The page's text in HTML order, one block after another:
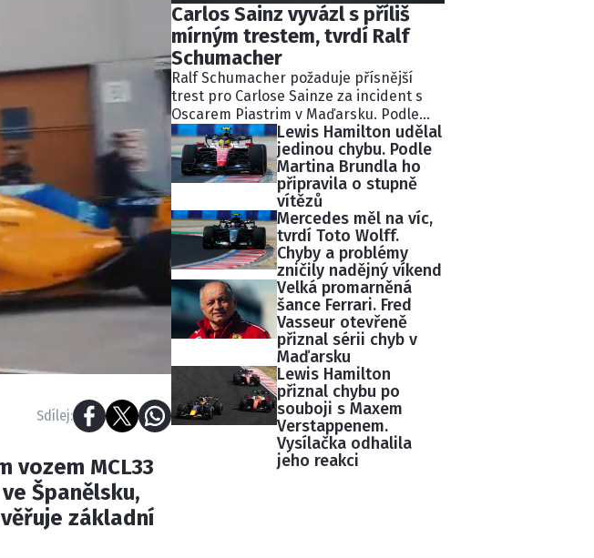
Sdílej:
vozem MCL33
Španělsku,
základní
Carlos Sainz vyvázl s příliš
mírným trestem, tvrdí Ralf
Schumacher
Ralf Schumacher požaduje přísnější
trest pro Carlose Sainze za incident s
Oscarem Piastrim v Maďarsku. Podle
bývalého pilota Williams ignoroval
několik modrých vlajek a následně
kolidoval s lídrem závodu.
Pětisekundovou penalizaci považuje
Schumacher za nedostatečnou.
Lewis Hamilton udělal
jedinou chybu. Podle
Martina Brundla ho
připravila o stupně
vítězů
Mercedes měl na víc,
tvrdí Toto Wolff.
Chyby a problémy
zničily nadějný víkend
Velká promarněná
šance Ferrari. Fred
Vasseur otevřeně
přiznal sérii chyb v
Maďarsku
Lewis Hamilton
přiznal chybu po
souboji s Maxem
Verstappenem.
Vysílačka odhalila
jeho reakci